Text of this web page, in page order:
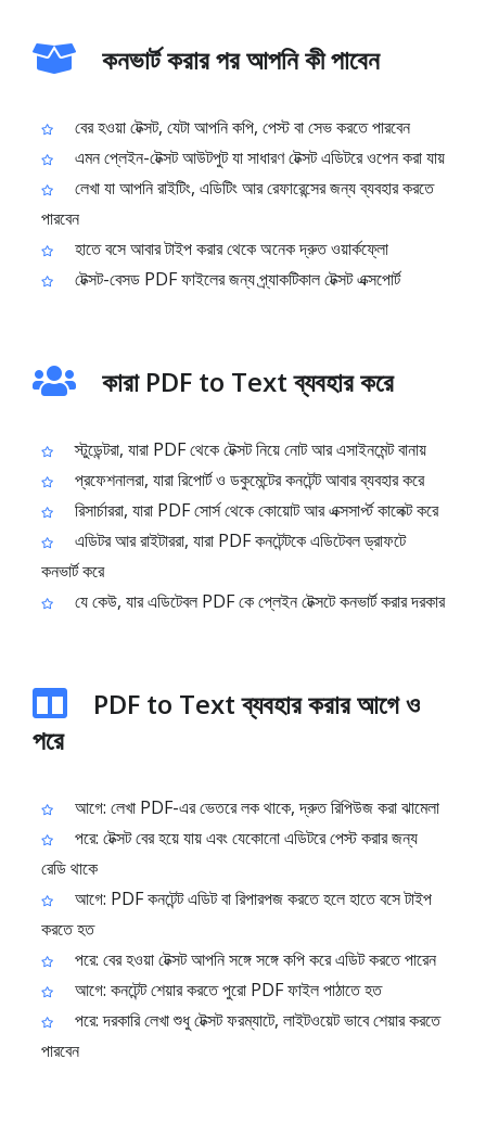
কনভার্ট করার পর আপনি কী পাবেন
বের হওয়া টেক্সট, যেটা আপনি কপি, পেস্ট বা সেভ করতে পারবেন
এমন প্লেইন-টেক্সট আউটপুট যা সাধারণ টেক্সট এডিটরে ওপেন করা যায়
লেখা যা আপনি রাইটিং, এডিটিং আর রেফারেন্সের জন্য ব্যবহার করতে
পারবেন
হাতে বসে আবার টাইপ করার থেকে অনেক দ্রুত ওয়ার্কফ্লো
টেক্সট-বেসড PDF ফাইলের জন্য প্র্যাকটিকাল টেক্সট এক্সপোর্ট
কারা PDF to Text ব্যবহার করে
স্টুডেন্টরা, যারা PDF থেকে টেক্সট নিয়ে নোট আর এসাইনমেন্ট বানায়
প্রফেশনালরা, যারা রিপোর্ট ও ডকুমেন্টের কনটেন্ট আবার ব্যবহার করে
রিসার্চাররা, যারা PDF সোর্স থেকে কোয়োট আর এক্সসার্প্ট কালেক্ট করে
এডিটর আর রাইটাররা, যারা PDF কনটেন্টকে এডিটেবল ড্রাফটে
কনভার্ট করে
যে কেউ, যার এডিটেবল PDF কে প্লেইন টেক্সটে কনভার্ট করার দরকার
PDF to Text ব্যবহার করার আগে ও
পরে
আগে: লেখা PDF-এর ভেতরে লক থাকে, দ্রুত রিপিউজ করা ঝামেলা
পরে: টেক্সট বের হয়ে যায় এবং যেকোনো এডিটরে পেস্ট করার জন্য
রেডি থাকে
আগে: PDF কনটেন্ট এডিট বা রিপারপজ করতে হলে হাতে বসে টাইপ
করতে হত
পরে: বের হওয়া টেক্সট আপনি সঙ্গে সঙ্গে কপি করে এডিট করতে পারেন
আগে: কনটেন্ট শেয়ার করতে পুরো PDF ফাইল পাঠাতে হত
পরে: দরকারি লেখা শুধু টেক্সট ফরম্যাটে, লাইটওয়েট ভাবে শেয়ার করতে
পারবেন